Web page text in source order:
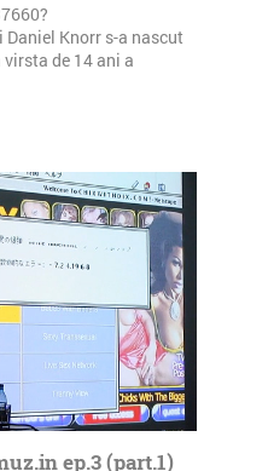
Knorr s-a nascut
de 14 ani a
ep.3 (part.1)